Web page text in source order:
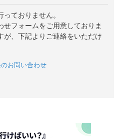
ておりません。
せフォームをご用意しておりま
が、下記よりご連絡をいただけ
お問い合わせ